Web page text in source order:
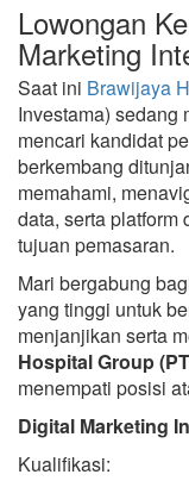
Lowongan
Marketing
Saat ini Brawijaya
Investama) sedang
mencari kandidat
berkembang
memahami,
data, serta platform
tujuan pemasaran.
Mari bergabung
yang tinggi untuk
menjanjikan serta
Hospital Group
menempati posisi
Digital Marketing
Kualifikasi: